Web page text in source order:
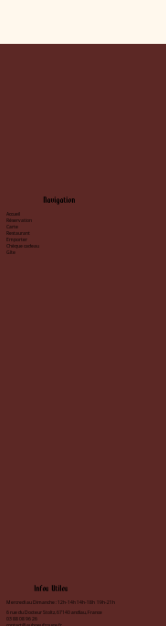
Navigation
Accueil
Réservation
Carte
Restaurant
Emporter
Chèque cadeau
Gîte
Infos Utiles
Mercredi au Dimanche : 12h-14h 14h-18h 19h-21h
6 rue du Docteur Stoltz, 67140 andlau, France
03 88 08 96 26